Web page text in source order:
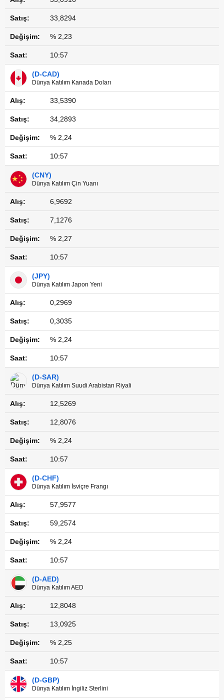
33,8294
% 2,23
10:57
(D-CAD)
Dünya Katılım Kanada Doları
33,5390
34,2893
% 2,24
10:57
(CNY)
Dünya Katılım Çin Yuanı
6,9692
7,1276
% 2,27
10:57
(JPY)
Dünya Katılım Japon Yeni
0,2969
0,3035
% 2,24
10:57
(D-SAR)
Dünya Katılım Suudi Arabistan Riyali
12,5269
12,8076
% 2,24
10:57
(D-CHF)
Dünya Katılım İsviçre Frangı
57,9577
59,2574
% 2,24
10:57
(D-AED)
Dünya Katılım AED
12,8048
13,0925
% 2,25
10:57
(D-GBP)
Dünya Katılım İngiliz Sterlini